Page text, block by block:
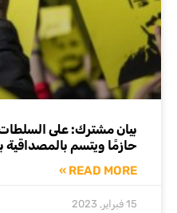
بيان مشترك: على السلطات
حازمًا ويتسم
READ MORE »
15 فبراير, 2023